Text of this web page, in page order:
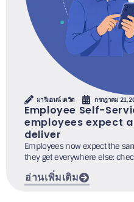
มารีแอนน์ เดวิด กรกฎาคม 21,
Employee Self-
employees expect
deliver
Employees now expect the
they get everywhere else:
อ่านเพิ่มเติม